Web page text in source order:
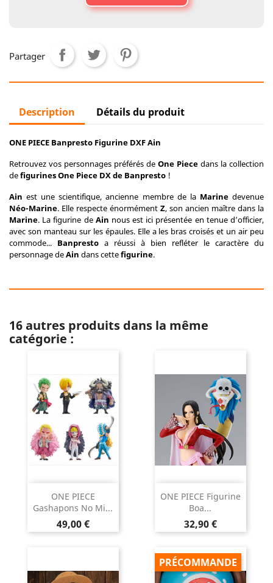
Partager
Description Détails du produit
ONE PIECE Banpresto Figurine DXF Ain
Retrouvez vos personnages préférés de One Piece dans la collection
defigurinesOne Piece DX de Banpresto !
Ain est une scientifique, ancienne membre de la Marinedevenue
Néo-Marine. Elle respecte énormément Z, son ancien maître dans la
Marine. La figurine de Ain nous est ici présentée en tenue d’officier,
avec son manteau sur les épaules. Elle a les bras croisés et un air peu
commode... Banpresto a réussi à bien refléter le caractère du
personnage deAin dans cettefigurine.
16 autres produits dans la même
catégorie :
ONE PIECE
Gashapons No Mi...
Prix
49,00 €
ONE PIECE Figurine
Boa...
Prix
32,90 €
PRÉCOMMANDE